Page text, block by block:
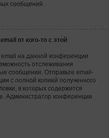
сообщений.
от кого-то с этой
на данной конференции
отслеживания
сообщения. Отправьте email-
с полной копией полученного
в которых содержится
Администратор конференции